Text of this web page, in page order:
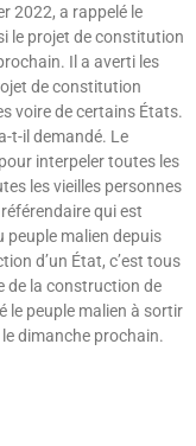
2022, a rappelé le
le projet de constitution
Il a averti les
de constitution
voire de certains États.
t-il demandé. Le
interpeler toutes les
les vieilles personnes
qui est
peuple malien depuis
d’un État, c’est tous
de la construction de
le peuple malien à sortir
dimanche prochain.